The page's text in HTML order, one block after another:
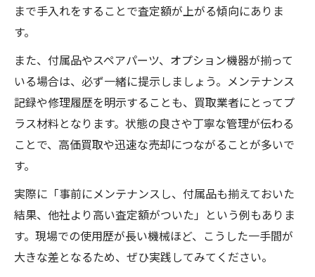
まで手入れをすることで査定額が上がる傾向にありま
す。
また、付属品やスペアパーツ、オプション機器が揃って
いる場合は、必ず一緒に提示しましょう。メンテナンス
記録や修理履歴を明示することも、買取業者にとってプ
ラス材料となります。状態の良さや丁寧な管理が伝わる
ことで、高価買取や迅速な売却につながることが多いで
す。
実際に「事前にメンテナンスし、付属品も揃えておいた
結果、他社より高い査定額がついた」という例もありま
す。現場での使用歴が長い機械ほど、こうした一手間が
大きな差となるため、ぜひ実践してみてください。